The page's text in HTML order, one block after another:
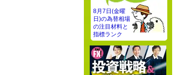
8月7日(金曜
日)の為替相場
の注目材料と
指標ランク